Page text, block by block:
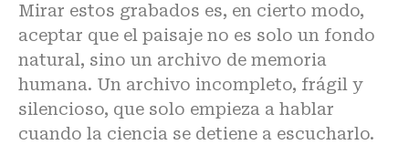
Mirar estos grabados es, en cierto modo,
aceptar que el paisaje no es solo un fondo
natural, sino un archivo de memoria
humana. Un archivo incompleto, frágil y
silencioso, que solo empieza a hablar
cuando la ciencia se detiene a escucharlo.